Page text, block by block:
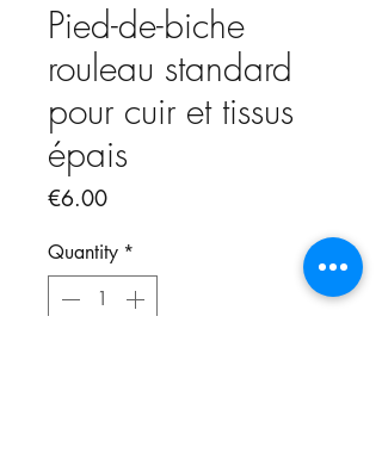
Pied-de-biche
rouleau standard
pour cuir et tissus
épais
€6.00Price
Quantity *